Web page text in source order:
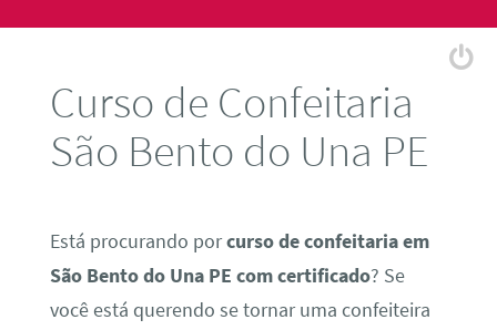
Curso de Confeitaria
São Bento do Una PE
Está procurando porcurso de confeitaria em
São Bento do Una PE com certificado? Se
você está querendo se tornar uma confeiteira